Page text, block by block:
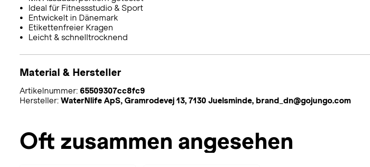
Ideal für Fitnessstudio & Sport
Entwickelt in Dänemark
Etikettenfreier Kragen
Leicht & schnelltrocknend
Material & Hersteller
Artikelnummer: 65509307cc8fc9
Hersteller: WaterNlife ApS, Gramrodevej 13, 7130 Juelsminde, brand_dn@gojungo.com
Oft zusammen angesehen